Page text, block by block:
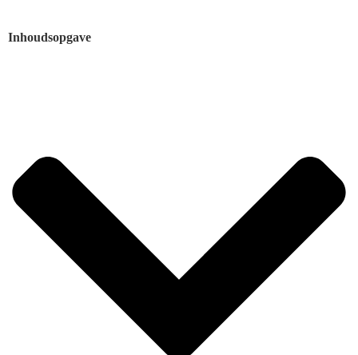
Inhoudsopgave